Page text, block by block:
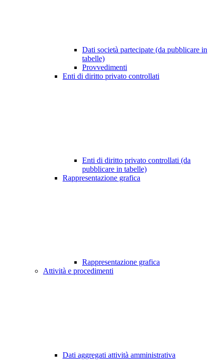
Dati società partecipate (da pubblicare in
tabelle)
Provvedimenti
Enti di diritto privato controllati
Enti di diritto privato controllati (da
pubblicare in tabelle)
Rappresentazione grafica
Rappresentazione grafica
Attività e procedimenti
Dati aggregati attività amministrativa